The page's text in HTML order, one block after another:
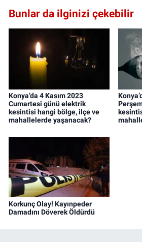
Bunlar da ilginizi çekebilir
Konya’da 4 Kasım 2023
Cumartesi günü elektrik
kesintisi hangi bölge, ilçe ve
mahallelerde yaşanacak?
Korkunç Olay! Kayınpeder
Damadını Döverek Öldürdü